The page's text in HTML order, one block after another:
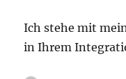
Ich stehe mit
in Ihrem